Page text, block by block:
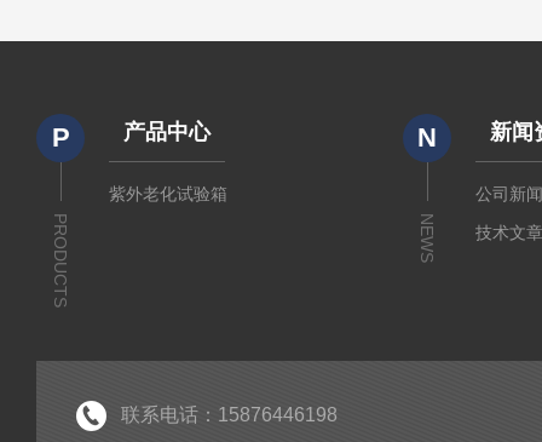
P
PRODUCTS
产品中心
紫外老化试验箱
N
NEWS
新闻
公司新
技术文
联系电话：15876446198